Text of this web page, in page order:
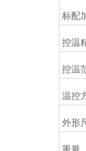
标配
控温
控温
温控
外形